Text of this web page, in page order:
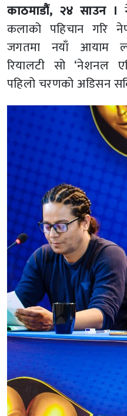
काठमाडौं, २४ साउन ।
कलाको पहिचान गरि
जगतमा नयाँ आयाम
रियालटी सो ‘नेशनल
पहिलो चरणको अडिसन